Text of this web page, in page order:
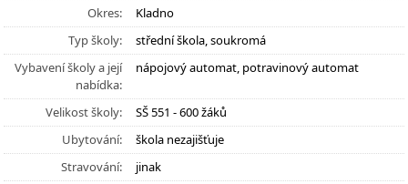
Okres:
Kladno
Typ školy:
střední škola, soukromá
Vybavení školy a její
nabídka:
nápojový automat, potravinový automat
Velikost školy:
SŠ 551 - 600 žáků
Ubytování:
škola nezajišťuje
Stravování:
jinak